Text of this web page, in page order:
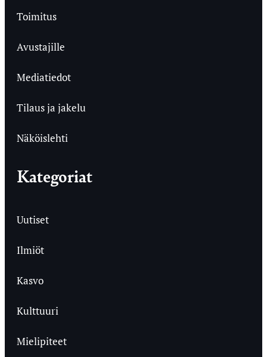
Toimitus
Avustajille
Mediatiedot
Tilaus ja jakelu
Näköislehti
Kategoriat
Uutiset
Ilmiöt
Kasvo
Kulttuuri
Mielipiteet